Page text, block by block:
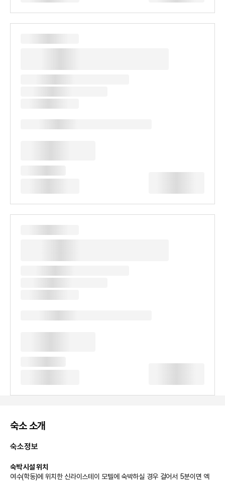
숙소 소개
숙소정보
숙박 시설 위치
여수(학동)에 위치한 신라이스테이 모텔에 숙박하실 경우 걸어서 5분이면 엑